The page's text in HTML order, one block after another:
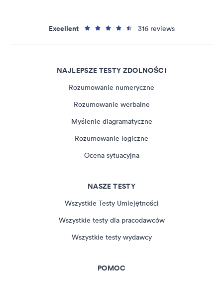
Excellent 316 reviews
NAJLEPSZE TESTY ZDOLNOŚCI
Rozumowanie numeryczne
Rozumowanie werbalne
Myślenie diagramatyczne
Rozumowanie logiczne
Ocena sytuacyjna
NASZE TESTY
Wszystkie Testy Umiejętności
Wszystkie testy dla pracodawców
Wszystkie testy wydawcy
POMOC